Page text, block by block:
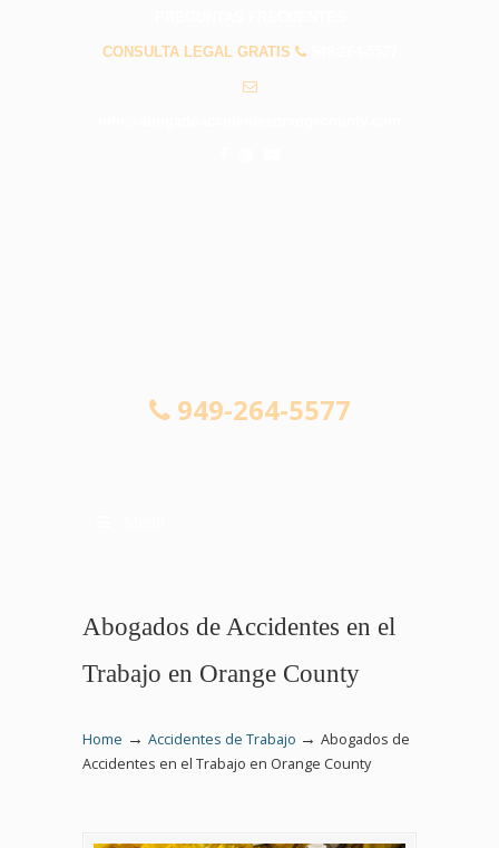
CONSULTA LEGAL GRATIS
949-264-5577
Abogados de Accidentes en el
Trabajo en Orange County
Home → Accidentes de Trabajo → Abogados de
Accidentes en el Trabajo en Orange County